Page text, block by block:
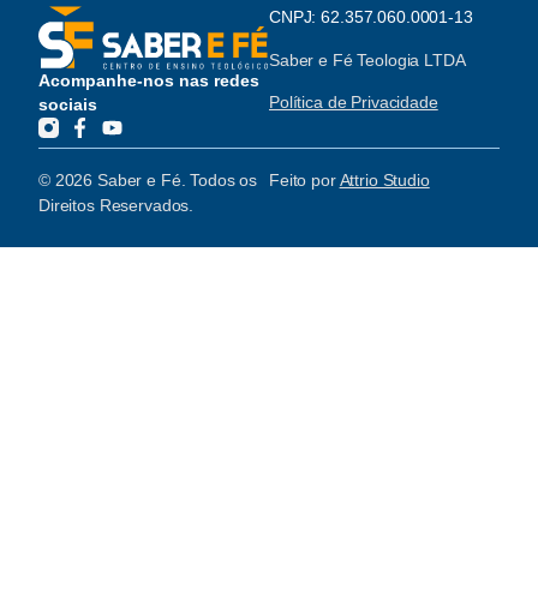
Acompanhe-nos nas redes
sociais
CNPJ: 62.357.060.0001-13
Saber e Fé Teologia LTDA
Política de Privacidade
© 2026 Saber e Fé. Todos os
Direitos Reservados.
Feito porAttrio Studio